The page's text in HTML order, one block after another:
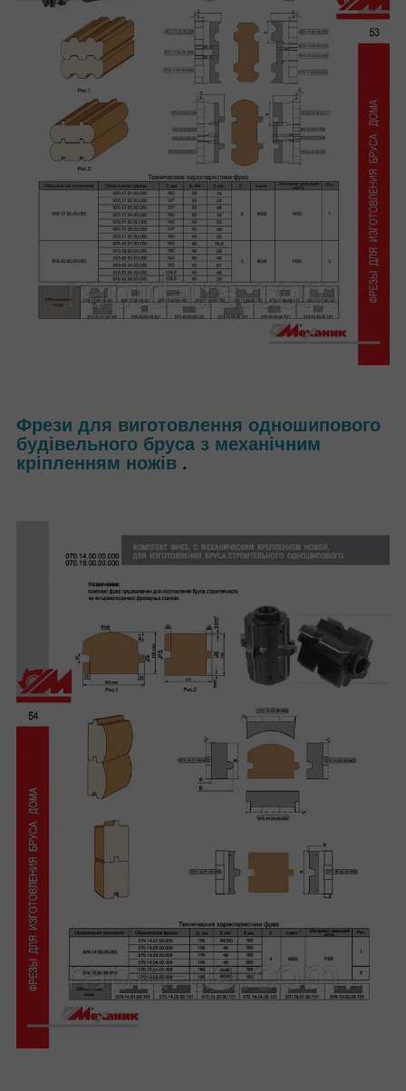
Фрези для виготовлення одношипового
будівельного бруса з механічним
кріпленням ножів .